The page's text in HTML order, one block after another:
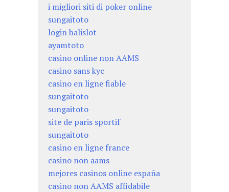
i migliori siti di poker online
sungaitoto
login balislot
ayamtoto
casino online non AAMS
casino sans kyc
casino en ligne fiable
sungaitoto
sungaitoto
site de paris sportif
sungaitoto
casino en ligne france
casino non aams
mejores casinos online españa
casino non AAMS affidabile